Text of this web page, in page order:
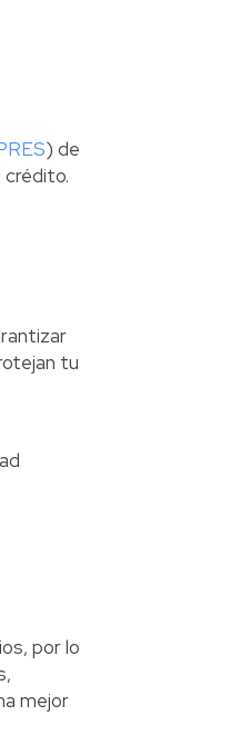
) de
crédito.
tu
por lo
mejor